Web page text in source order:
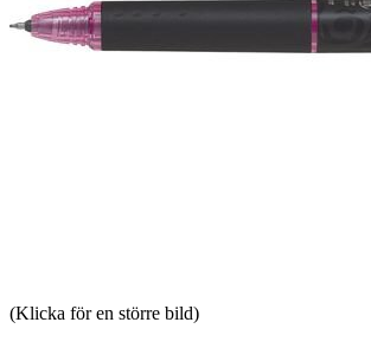
(Klicka för en större bild)